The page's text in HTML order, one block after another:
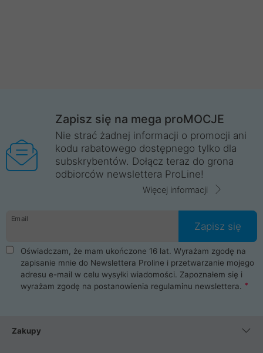
Zapisz się na mega proMOCJE
Nie strać żadnej informacji o promocji ani
kodu rabatowego dostępnego tylko dla
subskrybentów. Dołącz teraz do grona
odbiorców newslettera ProLine!
Więcej informacji
Email
Zapisz się
Oświadczam, że mam ukończone 16 lat. Wyrażam zgodę na
zapisanie mnie do Newslettera Proline i przetwarzanie mojego
adresu e-mail w celu wysyłki wiadomości. Zapoznałem się i
wyrażam zgodę na postanowienia regulaminu newslettera.
Zakupy